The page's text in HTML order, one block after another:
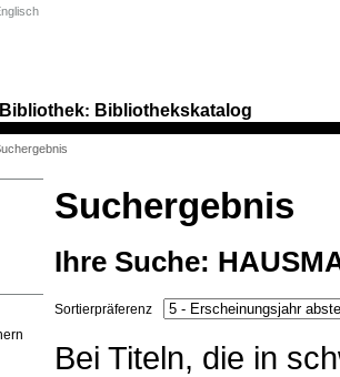
Bibliothek: Bibliothekskatalog
Suchergebnis
Ihre Suche:
Sortierpräferenz
Bei Titeln, die in